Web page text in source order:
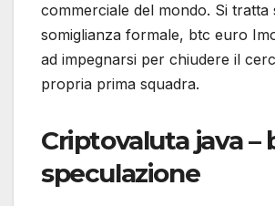
commerciale del mondo. Si tratta
somiglianza formale, btc euro
ad impegnarsi per chiudere il
propria prima squadra.
Criptovaluta java –
speculazione